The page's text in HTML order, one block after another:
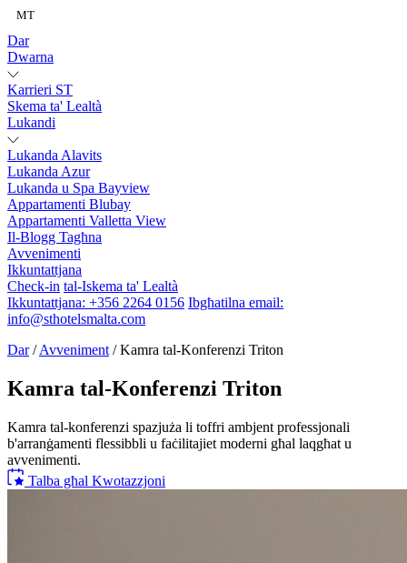
MT
Dar
Dwarna
Karrieri ST
Skema ta' Lealtà
Lukandi
Lukanda Alavits
Lukanda Azur
Lukanda u Spa Bayview
Appartamenti Blubay
Appartamenti Valletta View
Il-Blogg Tagħna
Avvenimenti
Ikkuntattjana
Check-in tal-Iskema ta' Lealtà
Ikkuntattjana: +356 2264 0156 Ibgħatilna email:
info@sthotelsmalta.com
Dar / Avveniment / Kamra tal-Konferenzi Triton
Kamra tal-Konferenzi Triton
Kamra tal-konferenzi spazjuża li toffri ambjent professjonali
b'arranġamenti flessibbli u faċilitajiet moderni għal laqgħat u
avvenimenti.
Talba għal Kwotazzjoni